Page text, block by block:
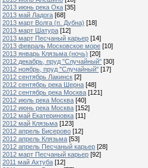
2013 июнь река Ока [35]
2013 май Ладога [68]
2013 март Волга (п. Дубна) [18]
2013 март Шатура [12]
2013 март Песчаный карьер [14]
2013 февраль Московское море [10]
2013 январь Клязьма (ночь) [20]
2012 декабрь, пруд "Случайный" [30]
2012 ноябрь, пруд "Случайный" [17]
2012 сентябрь Лакинск [2]
2012 сентябрь река Шерна [48]
2012 сентябрь река Москва [121]
2012 июль река Москва [40]
2012 июнь река Москва [152]
2012 май Екатериновка [11]
2012 май Клязьма [123]
2012 апрель Бисерово [12]
2012 апрель Клязьма [53]
2012 апрель Песчаный карьер [28]
2012 март Песчаный карьер [92]
2011 май Ахтуба [12]